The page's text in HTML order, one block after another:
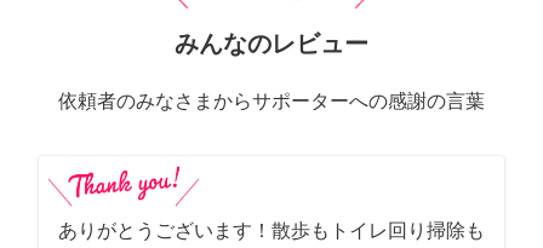
みんなのレビュー
依頼者のみなさまからサポーターへの感謝の言葉
ありがとうございます！散歩もトイレ回り掃除も